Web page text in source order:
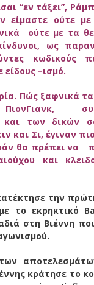
“εν τάξει”,
είμαστε ούτε
ούτε με τα
ως
κωδικούς
είδους –ισμό.
Πώς ξαφνικά
ΠιονΓιανκ,
και των δικών
και Σι, έγιναν
θα πρέπει να
και
την
το εκρηκτικό
στη Βιέννη
κράτησε το